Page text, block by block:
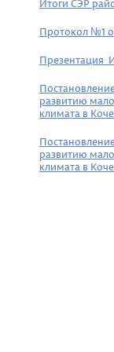
Итоги СЭР
Протокол №1
развитию
климата в
развитию
климата в